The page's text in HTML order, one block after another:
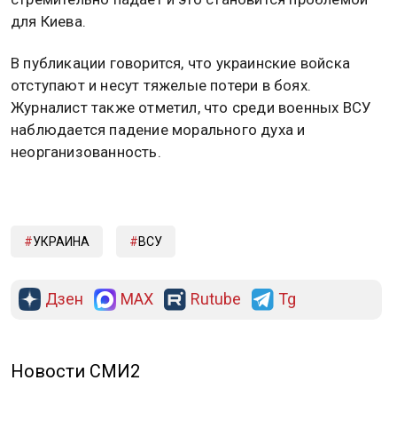
для Киева.
В публикации говорится, что украинские войска
отступают и несут тяжелые потери в боях.
Журналист также отметил, что среди военных ВСУ
наблюдается падение морального духа и
неорганизованность.
УКРАИНА ВСУ
Дзен MAX Rutube Tg
Новости СМИ2